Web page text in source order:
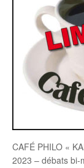
CAFÉ PHILO «
2023 – débats bi-